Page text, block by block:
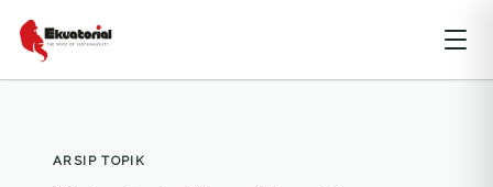
ARSIP TOPIK